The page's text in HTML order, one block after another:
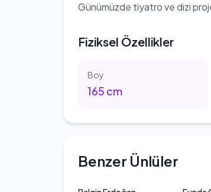
Günümüzde tiyatro ve dizi
Fiziksel Özellikler
Boy
165 cm
Benzer Ünlüler